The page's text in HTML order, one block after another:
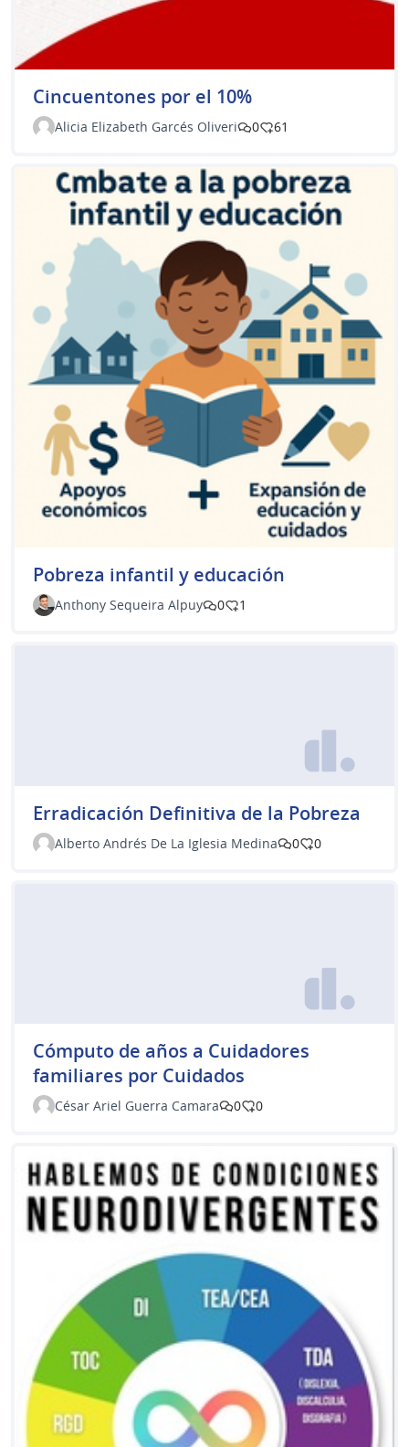
Cincuentones por el 10%
Alicia Elizabeth Garcés Oliveri 0 61
Pobreza infantil y educación
Anthony Sequeira Alpuy 0 1
Erradicación Definitiva de la Pobreza
Alberto Andrés De La Iglesia Medina 0 0
Cómputo de años a Cuidadores
familiares por Cuidados
César Ariel Guerra Camara 0 0